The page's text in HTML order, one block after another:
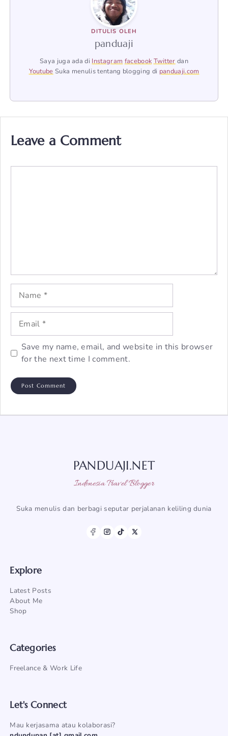
DITULIS OLEH
panduaji
Saya juga ada di Instagram facebook Twitter dan
Youtube Suka menulis tentang blogging di panduaji.com
Leave a Comment
Name
Email
Save my name, email, and website in this browser
for the next time I comment.
PANDUAJI.NET
Indonesia Travel Blogger
Suka menulis dan berbagi seputar perjalanan keliling dunia
Explore
Latest Posts
About Me
Shop
Categories
Freelance & Work Life
Let's Connect
Mau kerjasama atau kolaborasi?